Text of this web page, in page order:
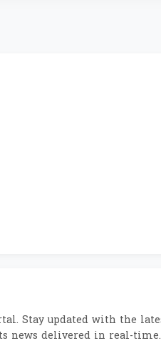
Stay updated with the
news delivered in real-time.